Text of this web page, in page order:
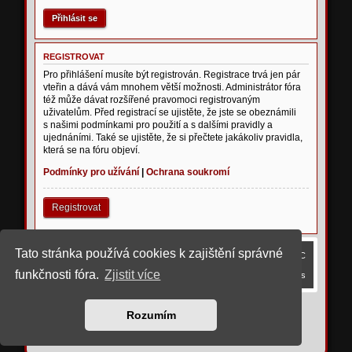
Tato stránka používá cookies k zajištění správné
funkčnosti fóra. Zjistit více
Rozumím
REGISTROVAT
Pro přihlášení musíte být registrován. Registrace trvá jen pár
vteřin a dává vám mnohem větší možnosti. Administrátor fóra
též může dávat rozšířené pravomoci registrovaným
uživatelům. Před registrací se ujistěte, že jste se obeznámili
s našimi podmínkami pro použití a s dalšími pravidly a
ujednáními. Také se ujistěte, že si přečtete jakákoliv pravidla,
která se na fóru objeví.
Podmínky pro užívání |Ochrana soukromí
Registrovat
Obsah fóra Všechny časy jsou v UTC
Smazat cookies
Kontaktujte nás